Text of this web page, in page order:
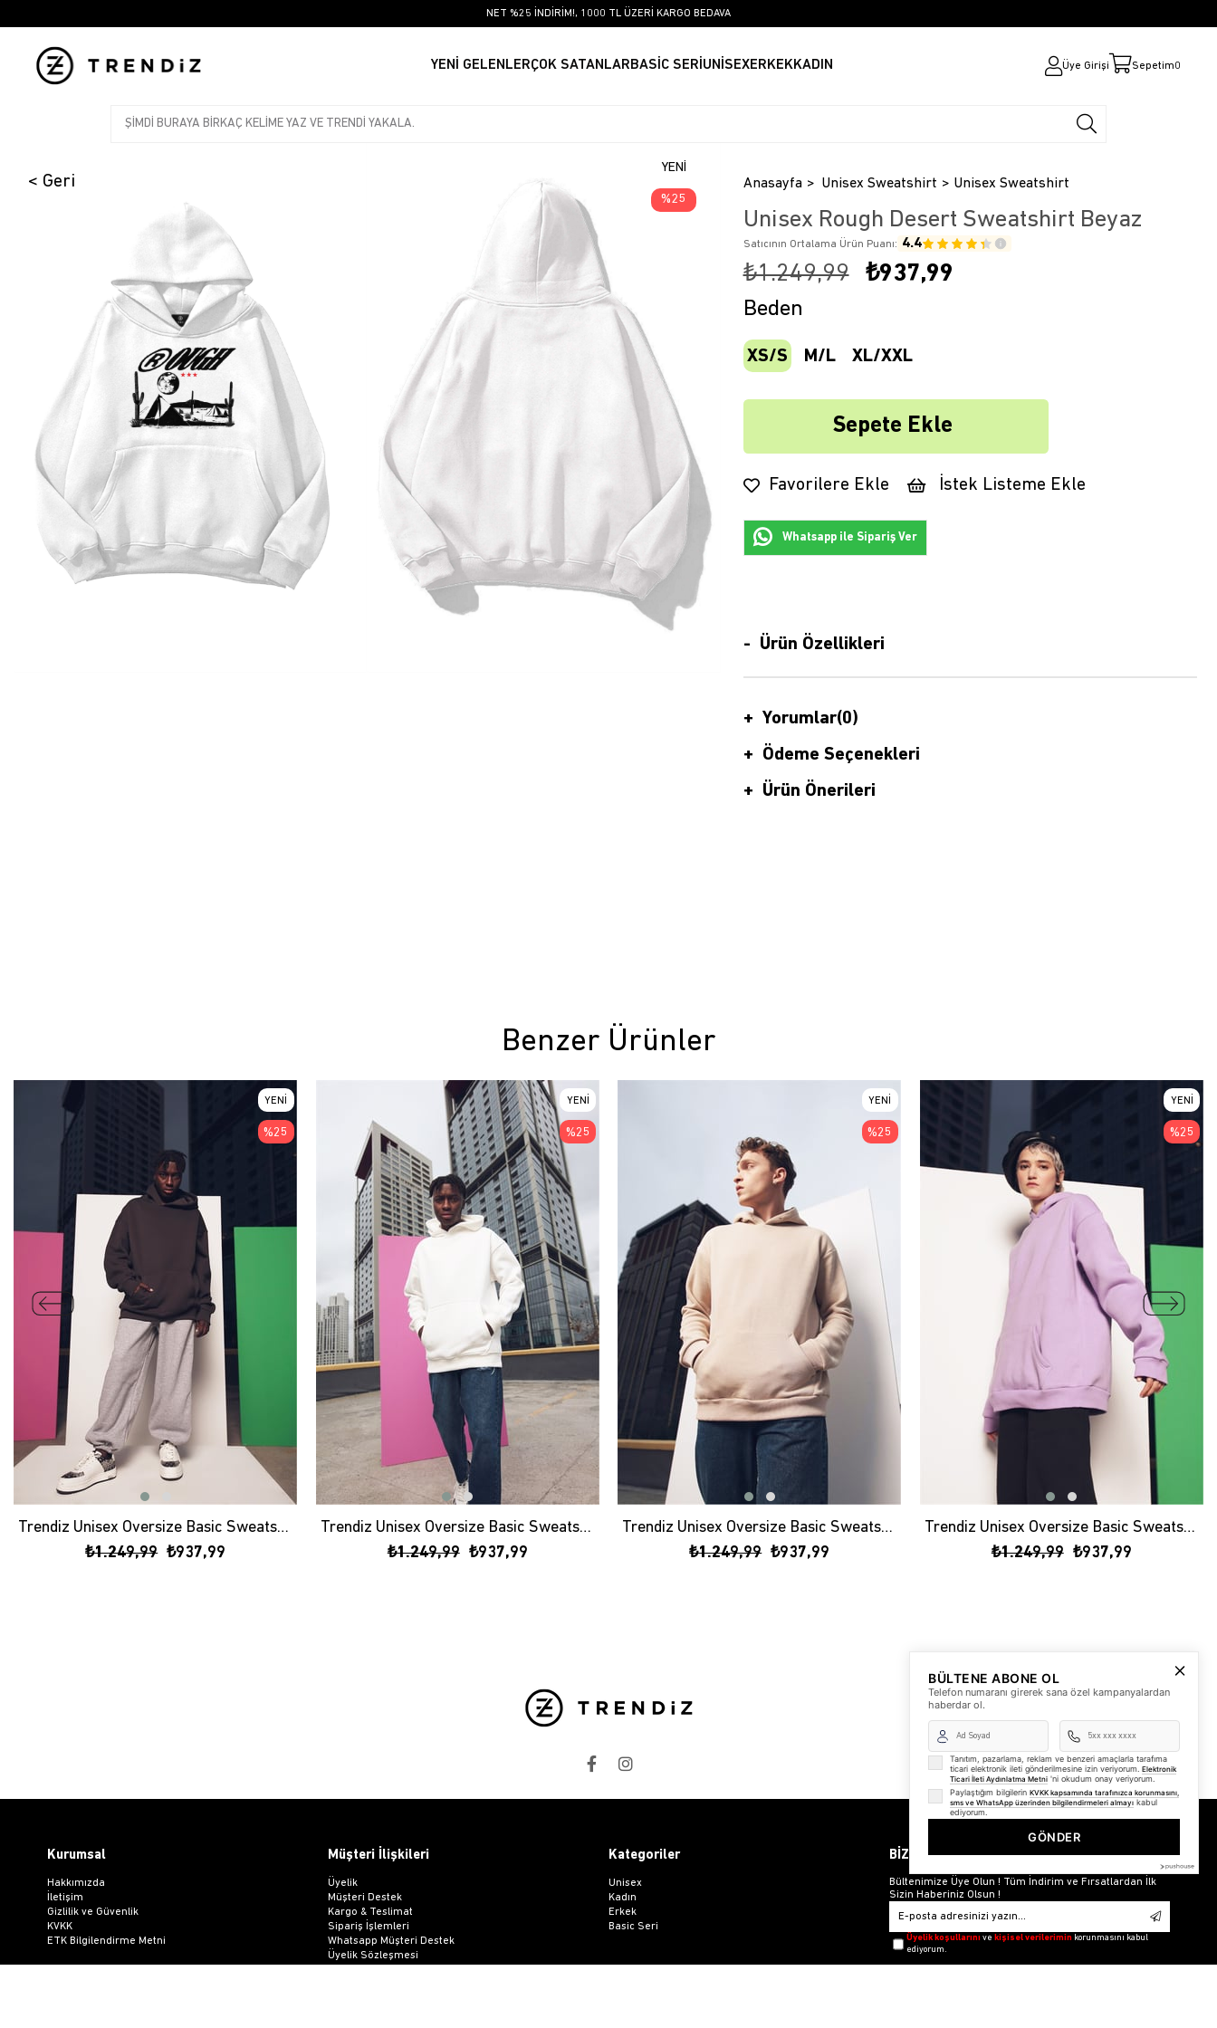
NET %25 İNDİRİM!, 1000 TL ÜZERİ KARGO BEDAVA
YENİ GELENLERÇOK SATANLARBASİC SERİ UNİSEXERKEKKADIN Üye Girişi Sepetim0
YENI
ÜRÜN
25
Anasayfa Unisex Sweatshirt Unisex Sweatshirt
Unisex Rough Desert Sweatshirt Beyaz
Satıcının Ortalama Ürün Puanı: 4.4
₺1.249,99 ₺937,99
Beden
XS/S M/L XL/XXL
Favorilere Ekle İstek Listeme Ekle
Whatsapp ile Sipariş Ver
Ürün Özellikleri
Yorumlar(0)
Ödeme Seçenekleri
Ürün Önerileri
Benzer Ürünler
Trendiz Unisex Oversize Basic Sweatshirt Hoodie Antrasit
₺937,99
₺1.249,99
YENI
ÜRÜN
%25
Trendiz Unisex Oversize Basic Sweatshirt Hoodie Beyaz
₺937,99
₺1.249,99
YENI
ÜRÜN
%25
Trendiz Unisex Oversize Basic Sweatshirt Hoodie Taş
₺937,99
₺1.249,99
YENI
ÜRÜN
%25
Trendiz Unisex Oversize Basic Sweatshirt Hoodie Lila
₺937,99
₺1.249,99
YENI
ÜRÜN
%25
Kurumsal
Hakkımızda
İletişim
Gizlilik ve Güvenlik
KVKK
ETK Bilgilendirme Metni
Müşteri İlişkileri
Üyelik
Müşteri Destek
Kargo & Teslimat
Sipariş İşlemleri
Whatsapp Müşteri Destek
Üyelik Sözleşmesi
Kategoriler
Unisex
Kadın
Erkek
Basic Seri
BİZDEN HABERLER
Bültenimize Üye Olun ! Tüm İndirim ve Fırsatlardan İlk
Sizin Haberiniz Olsun !
Üyelik koşullarınıvekişisel verilerimin korunmasını kabul
ediyorum.
BÜLTENE ABONE OL
Telefon numaranı girerek sana özel kampanyalardan
haberdar ol.
Tanıtım, pazarlama, reklam ve benzeri amaçlarla tarafıma
ticari elektronik ileti gönderilmesine izin veriyorum. Elektronik
Ticari İleti Aydınlatma Metni 'ni okudum onay veriyorum.
Paylaştığım bilgilerin KVKK kapsamında tarafınızca korunmasını,
sms ve WhatsApp üzerinden bilgilendirmeleri almayı kabul
ediyorum.
GÖNDER